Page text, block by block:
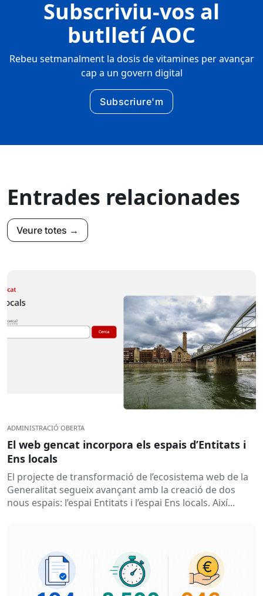
Subscriviu-vos al
butlletí AOC
Rebeu setmanalment la dosis de vitamines per avançar
cap a un govern digital
Subscriure'm
Entrades relacionades
Veure totes →
ADMINISTRACIÓ OBERTA
El web gencat incorpora els espais d’Entitats i
Ens locals
El projecte de transformació de l’ecosistema web de la
Generalitat segueix avançant amb la creació de dos
nous espais: l’espai Entitats i l’espai Ens locals. Així...